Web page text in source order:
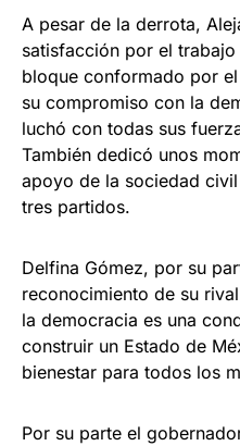
A pesar de la derrota,
satisfacción por el
bloque conformado por el
su compromiso con la
luchó con todas sus
También dedicó unos
apoyo de la sociedad
tres partidos.
Delfina Gómez, por su
reconocimiento de su
la democracia es una
construir un Estado de
bienestar para todos los
Por su parte el